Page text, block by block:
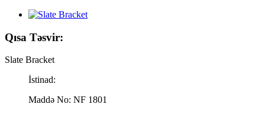
Qısa Təsvir:
Slate Bracket
İstinad:
Maddə No: NF 1801